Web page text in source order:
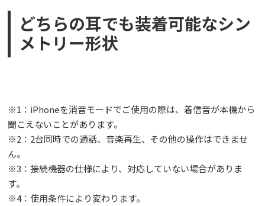
どちらの耳でも装着可能なシン
メトリー形状
※1：iPhoneを消音モードでご使用の際は、着信音が本機から
聞こえないことがあります。
※2：2台同時での通話、音楽再生、その他の操作はできませ
ん。
※3：接続機器の仕様により、対応していない場合がありま
す。
※4：使用条件により変わります。